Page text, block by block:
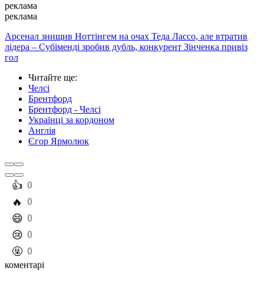
реклама
реклама
Арсенал знищив Ноттінгем на очах Теда Лассо, але втратив
лідера – Субіменді зробив дубль, конкурент Зінченка привіз
гол
Читайте ще:
Челсі
Брентфорд
Брентфорд - Челсі
Українці за кордоном
Англія
Єгор Ярмолюк
️👍 0
️🔥 0
️😄 0
️😢 0
️🤬 0
коментарі